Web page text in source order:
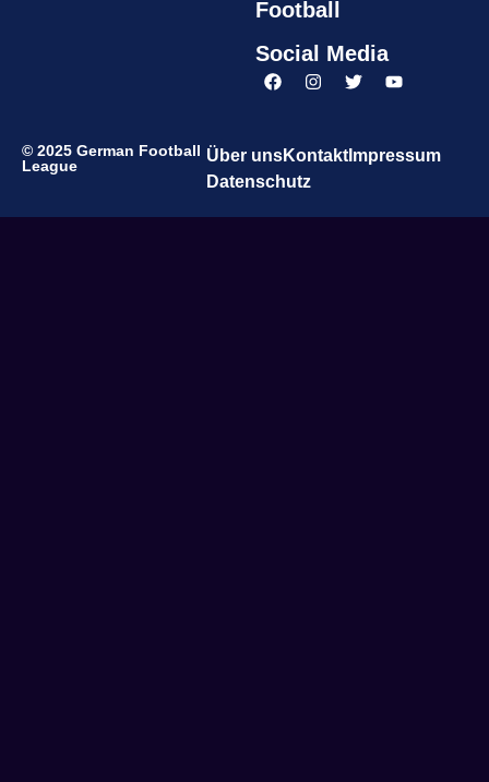
Football
Social Media
© 2025 German Football
League
Über unsKontaktImpressum
Datenschutz